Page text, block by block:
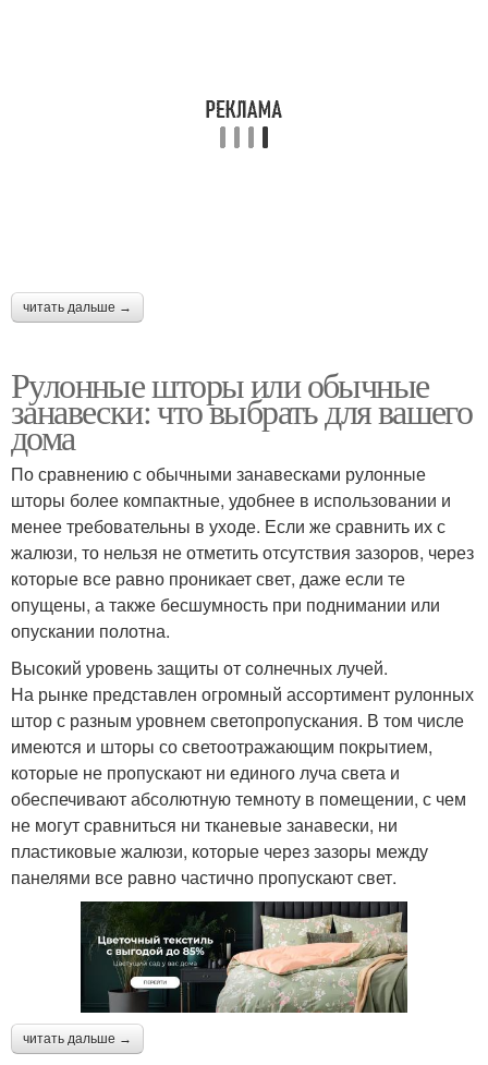
читать дальше →
Рулонные шторы или обычные
занавески: что выбрать для вашего
дома
По сравнению с обычными занавесками рулонные
шторы более компактные, удобнее в использовании и
менее требовательны в уходе. Если же сравнить их с
жалюзи, то нельзя не отметить отсутствия зазоров, через
которые все равно проникает свет, даже если те
опущены, а также бесшумность при поднимании или
опускании полотна.
Высокий уровень защиты от солнечных лучей.
На рынке представлен огромный ассортимент рулонных
штор с разным уровнем светопропускания. В том числе
имеются и шторы со светоотражающим покрытием,
которые не пропускают ни единого луча света и
обеспечивают абсолютную темноту в помещении, с чем
не могут сравниться ни тканевые занавески, ни
пластиковые жалюзи, которые через зазоры между
панелями все равно частично пропускают свет.
читать дальше →